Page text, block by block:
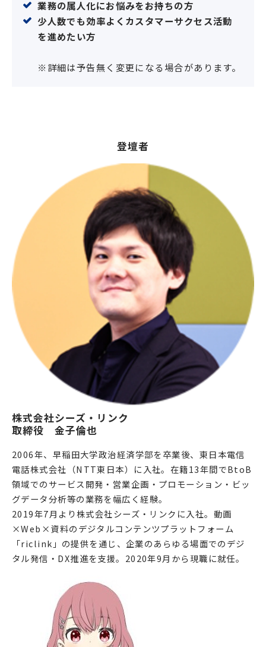
業務の属人化にお悩みをお持ちの方
少人数でも効率よくカスタマーサクセス活動
を進めたい方
※詳細は予告無く変更になる場合があります。
登壇者
株式会社シーズ・リンク
取締役　金子倫也
2006年、早稲田大学政治経済学部を卒業後、東日本電信
電話株式会社（NTT東日本）に入社。在籍13年間でBtoB
領域でのサービス開発・営業企画・プロモーション・ビッ
グデータ分析等の業務を幅広く経験。
2019年7月より株式会社シーズ・リンクに入社。動画
×Web×資料のデジタルコンテンツプラットフォーム
「riclink」の提供を通じ、企業のあらゆる場面でのデジ
タル発信・DX推進を支援。2020年9月から現職に就任。